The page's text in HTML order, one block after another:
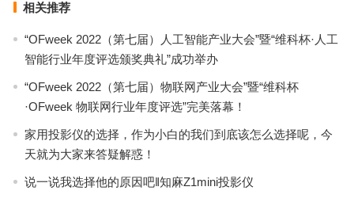
相关推荐
“OFweek 2022（第七届）人工智能产业大会”暨“维科杯·人工
智能行业年度评选颁奖典礼”成功举办
“OFweek 2022（第七届）物联网产业大会”暨“维科杯
·OFweek 物联网行业年度评选”完美落幕！
家用投影仪的选择，作为小白的我们到底该怎么选择呢，今
天就为大家来答疑解惑！
说一说我选择他的原因吧‖知麻Z1mini投影仪